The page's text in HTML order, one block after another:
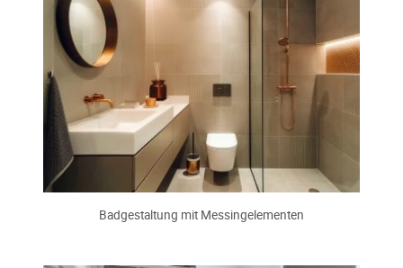
Badgestaltung mit Messingelementen